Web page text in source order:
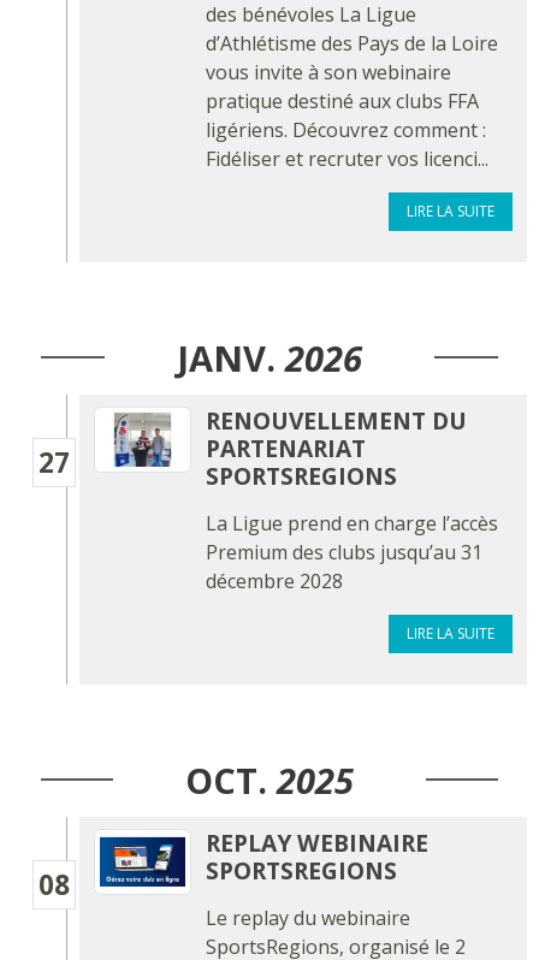
des bénévoles La Ligue
d’Athlétisme des Pays de la Loire
vous invite à son webinaire
pratique destiné aux clubs FFA
ligériens. Découvrez comment :
Fidéliser et recruter vos licenci...
LIRE LA SUITE
JANV. 2026
27
RENOUVELLEMENT DU
PARTENARIAT
SPORTSREGIONS
La Ligue prend en charge l’accès
Premium des clubs jusqu’au 31
décembre 2028
LIRE LA SUITE
OCT. 2025
08
REPLAY WEBINAIRE
SPORTSREGIONS
Le replay du webinaire
SportsRegions, organisé le 2